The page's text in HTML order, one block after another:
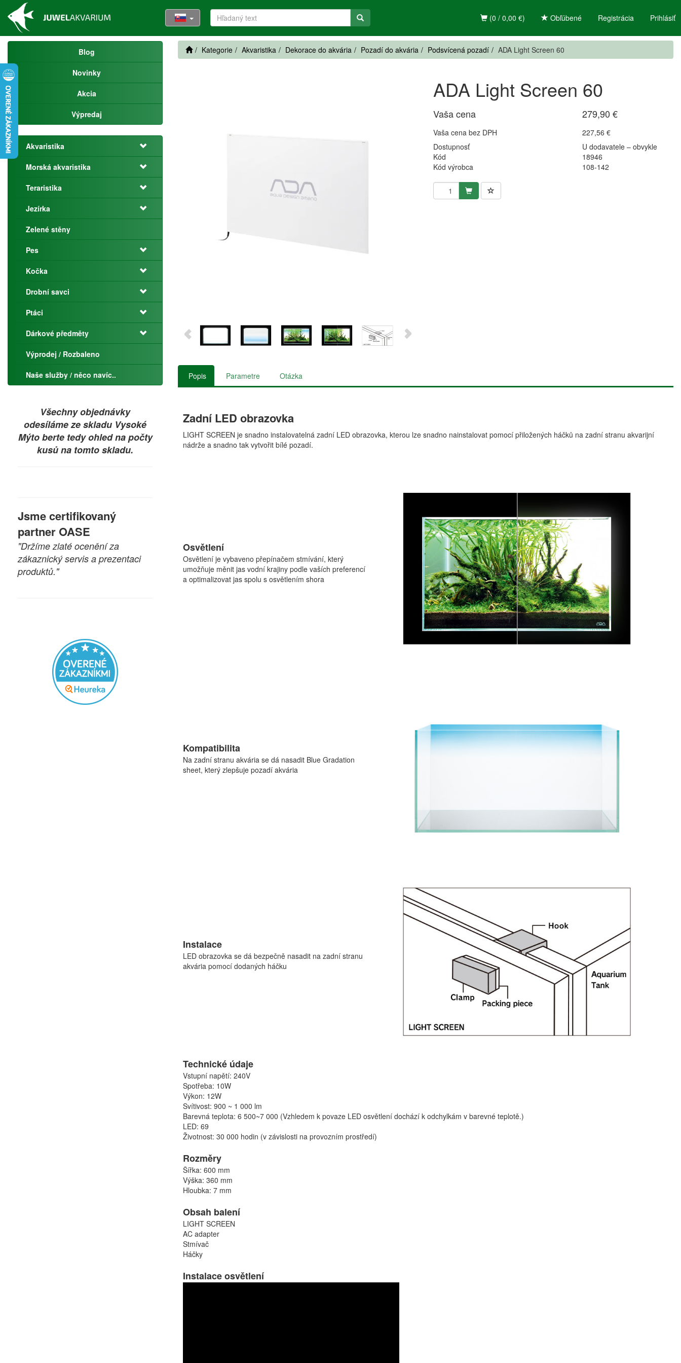
Registrácia Prihlásiť
(0 / 0,00 €) Obľúbené
Blog
Novinky
Akcia
Výpredaj
Akvaristika
Morská akvaristika
Teraristika
Jezírka
Zelené stěny
Pes
Kočka
Drobní savci
Ptáci
Dárkové předměty
Výprodej / Rozbaleno
Naše služby / něco navíc..
Všechny objednávky
odesíláme ze skladu Vysoké
Mýto berte tedy ohled na počty
kusů na tomto skladu.
Jsme certifikovaný
partner OASE
"Držíme zlaté ocenění za
zákaznický servis a prezentaci
produktů."
Kategorie Akvaristika Dekorace do akvária Pozadí do akvária Podsvícená pozadí ADA Light Screen 60
ADA Light Screen 60
Vaša cena 279,90 €
Vaša cena bez DPH
227,56 €
Dostupnosť
U dodavatele – obvykle
Kód
18946
Kód výrobca
108-142
Popis Parametre Otázka
Zadní LED obrazovka
LIGHT SCREEN je snadno instalovatelná zadní LED obrazovka, kterou lze snadno nainstalovat pomocí přiložených háčků na zadní stranu akvarijní
nádrže a snadno tak vytvořit bílé pozadí.
Osvětlení
Osvětlení je vybaveno přepínačem stmívání, který
umožňuje měnit jas vodní krajiny podle vaších preferencí
a optimalizovat jas spolu s osvětlením shora
Kompatibilita
Na zadní stranu akvária se dá nasadit Blue Gradation
sheet, který zlepšuje pozadí akvária
Instalace
LED obrazovka se dá bezpečně nasadit na zadní stranu
akvária pomocí dodaných háčku
Technické údaje
Vstupní napětí: 240V
Spotřeba: 10W
Výkon: 12W
Svítivost: 900 ~ 1 000 lm
Barevná teplota: 6 500~7 000 (Vzhledem k povaze LED osvětlení dochází k odchylkám v barevné teplotě.)
LED: 69
Životnost: 30 000 hodin (v závislosti na provozním prostředí)
Rozměry
Šířka: 600 mm
Výška: 360 mm
Hloubka: 7 mm
Obsah balení
LIGHT SCREEN
AC adapter
Stmívač
Háčky
Instalace osvětlení